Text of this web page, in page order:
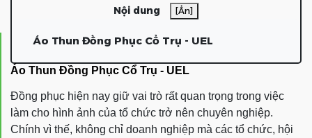
Nội dung [Ẩn]
Áo Thun Đồng Phục Cổ Trụ - UEL
Áo Thun Đồng Phục Cổ Trụ - UEL
Đồng phục hiện nay giữ vai trò rất quan trọng trong việc
làm cho hình ảnh của tổ chức trở nên chuyên nghiệp.
Chính vì thế, không chỉ doanh nghiệp mà các tổ chức, hội